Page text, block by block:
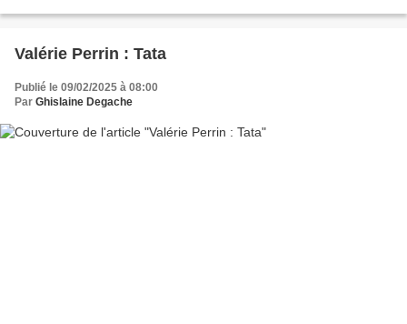
Valérie Perrin : Tata
Publié le 09/02/2025 à 08:00
Par Ghislaine Degache